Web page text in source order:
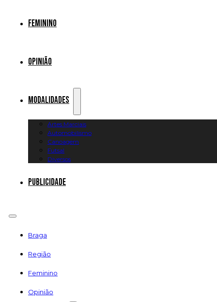
Feminino
Opinião
Modalidades
Artes Marciais
Automobilismo
Canoagem
Futsal
Diversos
Publicidade
Braga
Região
Feminino
Opinião